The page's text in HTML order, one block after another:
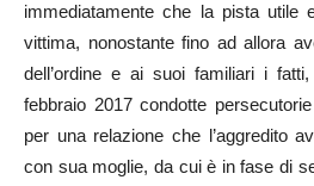
immediatamente che la pista utile
vittima, nonostante fino ad allora
dell’ordine e ai suoi familiari i
febbraio 2017 condotte
per una relazione che l’aggredito
con sua moglie, da cui è in fase di